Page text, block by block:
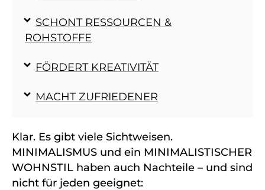
SCHONT RESSOURCEN &
ROHSTOFFE
FÖRDERT KREATIVITÄT
MACHT ZUFRIEDENER
Klar. Es gibt viele Sichtweisen.
MINIMALISMUS und ein MINIMALISTISCHER
WOHNSTIL haben auch Nachteile – und sind
nicht für jeden geeignet: